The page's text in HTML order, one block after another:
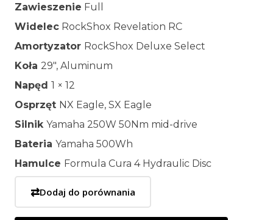
Zawieszenie Full
Widelec RockShox Revelation RC
Amortyzator RockShox Deluxe Select
Koła 29″, Aluminum
Napęd 1 × 12
Osprzęt NX Eagle, SX Eagle
Silnik Yamaha 250W 50Nm mid-drive
Bateria Yamaha 500Wh
Hamulce Formula Cura 4 Hydraulic Disc
⇄Dodaj do porównania